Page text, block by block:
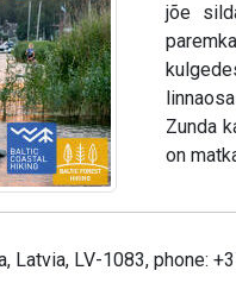
jõe
Zunda
on
Latvia, LV-1083, phone: